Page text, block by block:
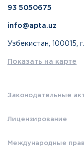
93 5050675
info@apta.uz
Узбекистан, 100015,
Показать на карте
Законодательные
Лицензирование
Международные